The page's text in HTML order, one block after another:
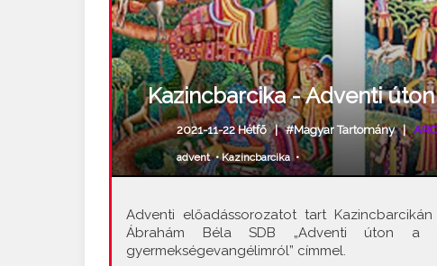
Kazincbarcika - Adventi
2021-11-22 Hétfő |#Magyar Tartomány|
advent•Kazincbarcika•
Adventi előadássorozatot tart
Ábrahám Béla SDB „Adventi úton a
gyermekségevangélimról” címmel.